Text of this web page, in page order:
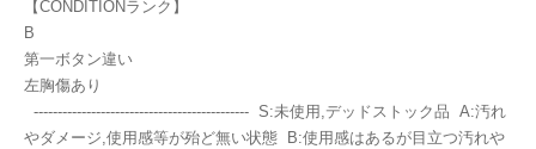
【CONDITIONランク】
B
第一ボタン違い
左胸傷あり
--------------------------------------------- S:未使用,デッドストック品 A:汚れ
やダメージ,使用感等が殆ど無い状態 B:使用感はあるが目立つ汚れや